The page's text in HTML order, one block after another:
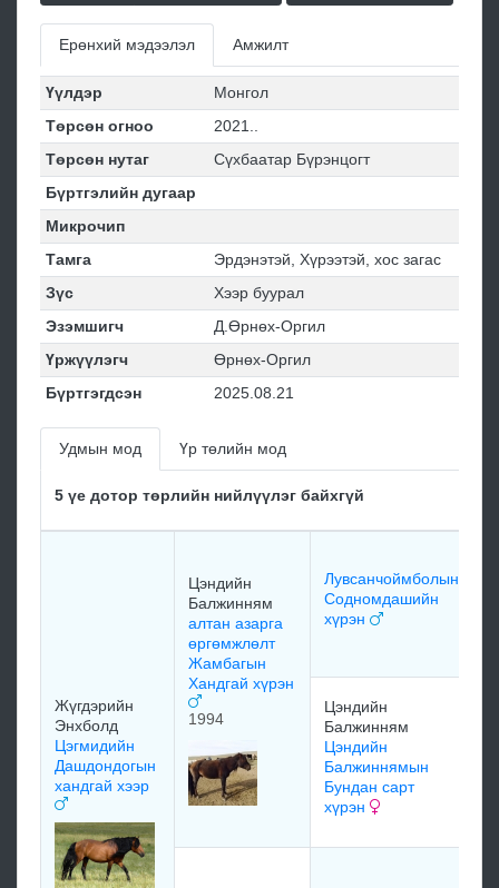
Ерөнхий мэдээлэл Амжилт
Үүлдэр
Монгол
Төрсөн огноо
2021..
Төрсөн нутаг
Сүхбаатар Бүрэнцогт
Бүртгэлийн дугаар
Микрочип
Тамга
Эрдэнэтэй, Хүрээтэй, хос загас
Зүс
Хээр буурал
Эзэмшигч
Д.Өрнөх-Оргил
Үржүүлэгч
Өрнөх-Оргил
Бүртгэгдсэн
2025.08.21
Удмын мод Үр төлийн мод
5 үе дотор төрлийн нийлүүлэг байхгүй
Жүгдэрийн
Энхболд
Цэгмидийн
Дашдондогын
хандгай хээр
Цэндийн
Балжинням
алтан азарга
өргөмжлөлт
Жамбагын
Хандгай хүрэн
1994
Лувсанчоймболын
Содномдашийн
хүрэн
Цэндийн
Балжинням
Цэндийн
Балжиннямын
Бундан сарт
хүрэн